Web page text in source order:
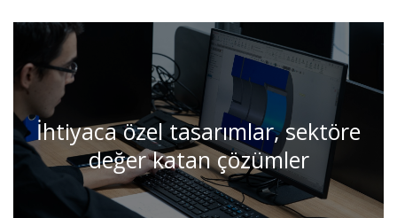
Referanslar
Medya
İletişim
İhtiyaca özel tasarımlar, sektöre
değer katan çözümler